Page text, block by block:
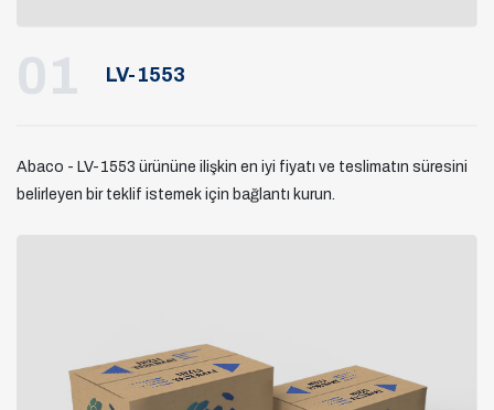
01 LV-1553
Abaco - LV-1553 ürününe ilişkin en iyi fiyatı ve teslimatın süresini
belirleyen bir teklif istemek için bağlantı kurun.